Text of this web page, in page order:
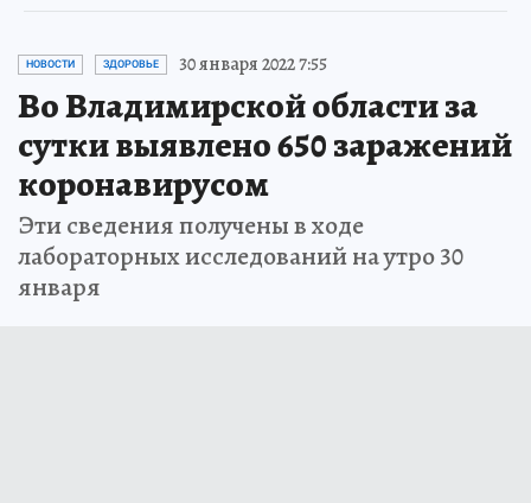
НОВОСТИ ЗДОРОВЬЕ 30 января 2022 7:55
Во Владимирской области за
сутки выявлено 650 заражений
коронавирусом
Эти сведения получены в ходе
лабораторных исследований на утро 30
января